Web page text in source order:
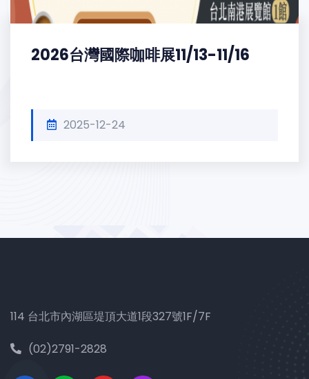
2026台灣國際咖啡展11/13-11/16
2025-12-24
114 台北市內湖區堤頂大道1段327號1F/7F
(02)2791-2828